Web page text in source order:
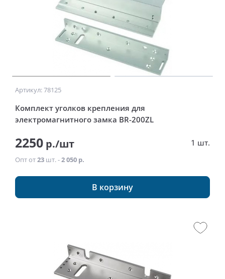
Артикул: 78125
Комплект уголков крепления для
электромагнитного замка BR-200ZL
2250 р./шт 1 шт.
Опт от23 шт. -2 050 р.
В корзину